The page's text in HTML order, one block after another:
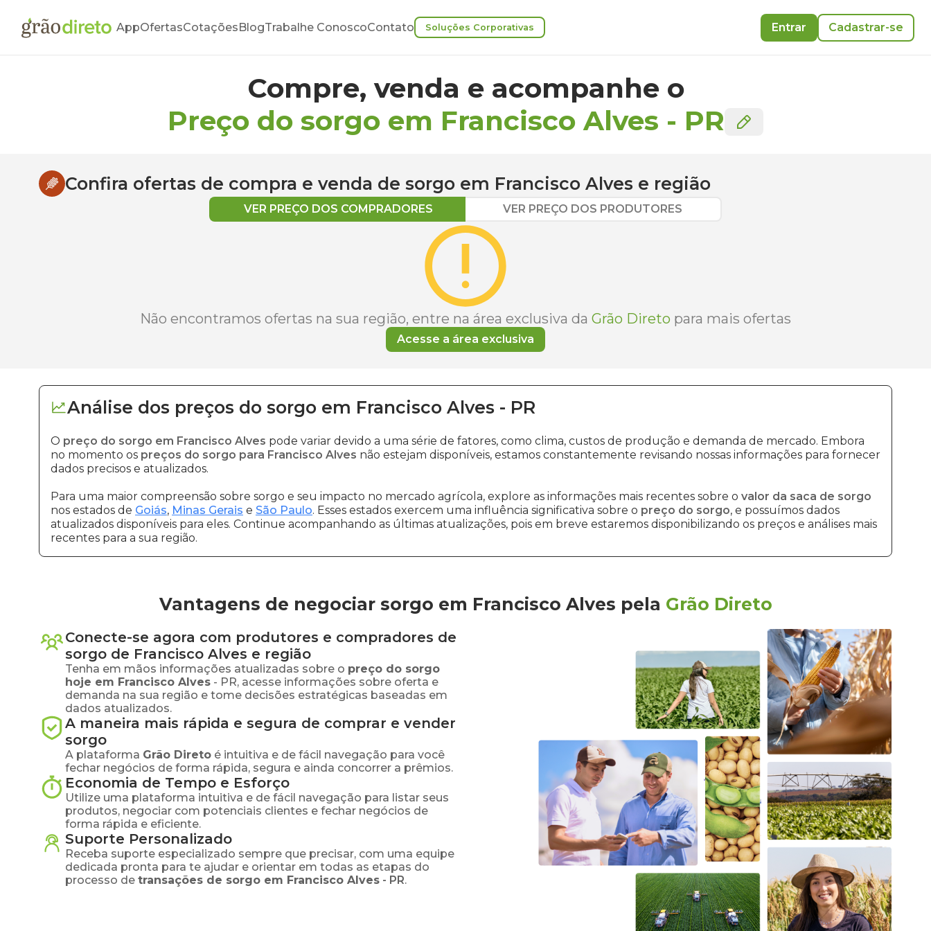
AppOfertasCotaçõesBlogTrabalhe ConoscoContato Soluções Corporativas Entrar Cadastrar-se
Compre, venda e acompanhe o
Preço do sorgo em Francisco Alves - PR
Confira ofertas de compra e venda de sorgo em Francisco Alves e região
VER PREÇO DOS COMPRADORES VER PREÇO DOS PRODUTORES
Não encontramos ofertas na sua região, entre na área exclusiva da Grão Direto para mais ofertas
Acesse a área exclusiva
Análise dos preços do sorgo em Francisco Alves - PR
O preço do sorgo em Francisco Alves pode variar devido a uma série de fatores, como clima, custos de produção e demanda de mercado. Embora
no momento os preços do sorgo para Francisco Alves não estejam disponíveis, estamos constantemente revisando nossas informações para fornecer
dados precisos e atualizados.
Para uma maior compreensão sobre sorgo e seu impacto no mercado agrícola, explore as informações mais recentes sobre o valor da saca de sorgo
nos estados de Goiás, Minas Gerais e São Paulo. Esses estados exercem uma influência significativa sobre o preço do sorgo, e possuímos dados
atualizados disponíveis para eles. Continue acompanhando as últimas atualizações, pois em breve estaremos disponibilizando os preços e análises mais
recentes para a sua região.
Vantagens de negociar sorgo em Francisco Alves pela Grão Direto
Conecte-se agora com produtores e compradores de
sorgo de Francisco Alves e região
Tenha em mãos informações atualizadas sobre o preço do sorgo
hoje em Francisco Alves - PR, acesse informações sobre oferta e
demanda na sua região e tome decisões estratégicas baseadas em
dados atualizados.
A maneira mais rápida e segura de comprar e vender
sorgo
A plataforma Grão Direto é intuitiva e de fácil navegação para você
fechar negócios de forma rápida, segura e ainda concorrer a prêmios.
Economia de Tempo e Esforço
Utilize uma plataforma intuitiva e de fácil navegação para listar seus
produtos, negociar com potenciais clientes e fechar negócios de
forma rápida e eficiente.
Suporte Personalizado
Receba suporte especializado sempre que precisar, com uma equipe
dedicada pronta para te ajudar e orientar em todas as etapas do
processo de transações de sorgo em Francisco Alves - PR.